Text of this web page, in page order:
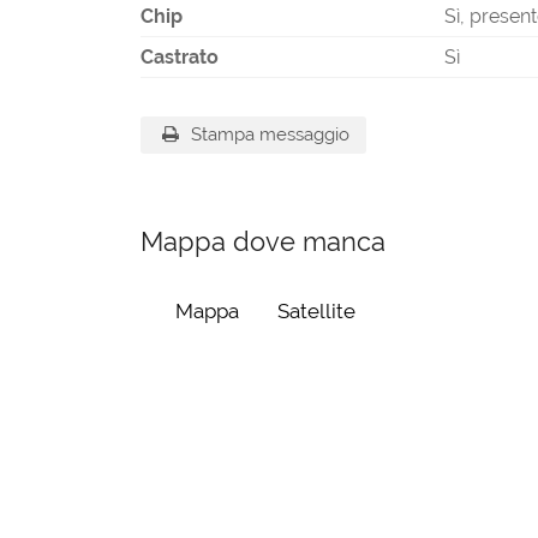
Chip
Sì,
Castrato
Sì
Stampa messaggio
Mappa dove manca
Mappa Satellite